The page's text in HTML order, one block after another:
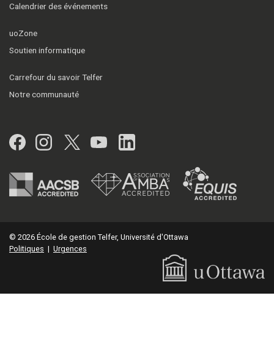
Calendrier des événements
uoZone
Soutien informatique
Carrefour du savoir Telfer
Notre communauté
Facebook
Instagram
Twitter
YouTubeLinkedIn
© 2026 École de gestion Telfer, Université d'Ottawa
Politiques | Urgences